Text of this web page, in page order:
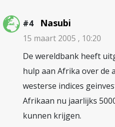
#4 Nasubi
15 maart 2005 , 10:20
De wereldbank heeft
hulp aan Afrika over de
westerse indices
Afrikaan nu jaarlijks
kunnen krijgen.